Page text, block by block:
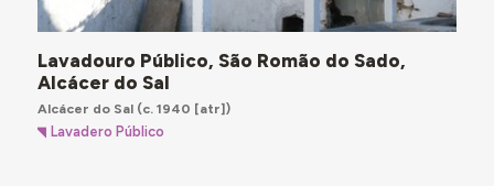
Lavadouro Público, São Romão do Sado,
Alcácer do Sal
Alcácer do Sal(c. 1940 [atr])
Lavadero Público